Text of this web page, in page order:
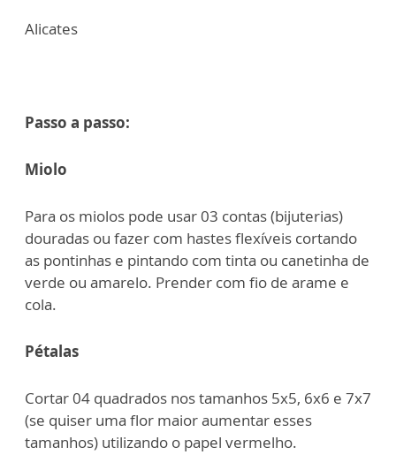
Alicates
Passo a passo:
Miolo
Para os miolos pode usar 03 contas (bijuterias)
douradas ou fazer com hastes flexíveis cortando
as pontinhas e pintando com tinta ou canetinha de
verde ou amarelo. Prender com fio de arame e
cola.
Pétalas
Cortar 04 quadrados nos tamanhos 5x5, 6x6 e 7x7
(se quiser uma flor maior aumentar esses
tamanhos) utilizando o papel vermelho.